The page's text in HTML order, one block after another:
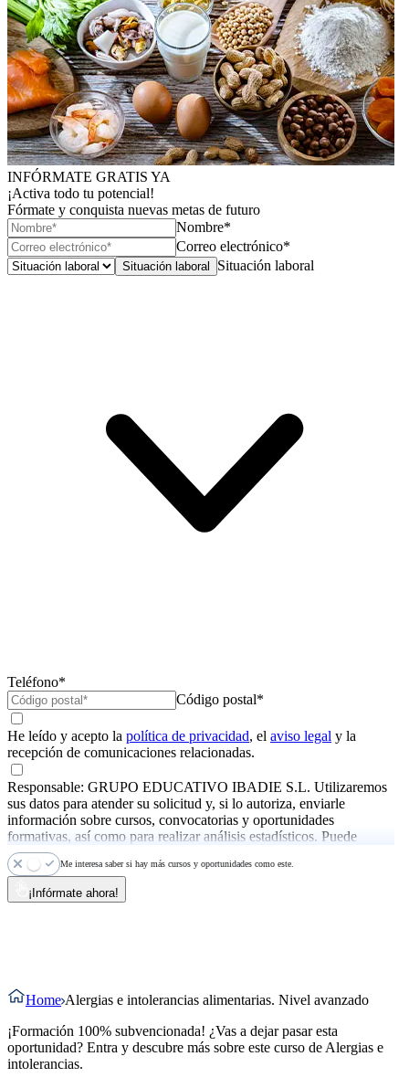
INFÓRMATE GRATIS YA
¡Activa todo tu potencial!
Fórmate y conquista nuevas metas de futuro
Nombre*
Correo electrónico*
Situación laboral Situación laboral
Teléfono*
Código postal*
He leído y acepto la política de privacidad, el aviso legal y la
recepción de comunicaciones relacionadas.
Responsable: GRUPO EDUCATIVO IBADIE S.L. Utilizaremos
sus datos para atender su solicitud y, si lo autoriza, enviarle
información sobre cursos, convocatorias y oportunidades
formativas, así como para realizar análisis estadísticos. Puede
ejercer sus derechos y consultar más información en la
privacidad.
Me interesa saber si hay más cursos y oportunidades como este.
¡Infórmate ahora!
Home Alergias e intolerancias alimentarias. Nivel avanzado
¡Formación 100% subvencionada! ¿Vas a dejar pasar esta
oportunidad? Entra y descubre más sobre este curso de Alergias e
intolerancias.